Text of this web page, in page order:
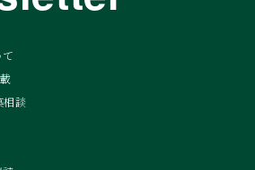
相談